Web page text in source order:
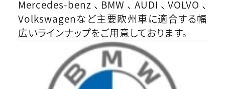
Mercedes-benz、BMW、AUDI、VOLVO、
Volkswagenなど主要欧州車に適合する幅
広いラインナップをご用意しております。